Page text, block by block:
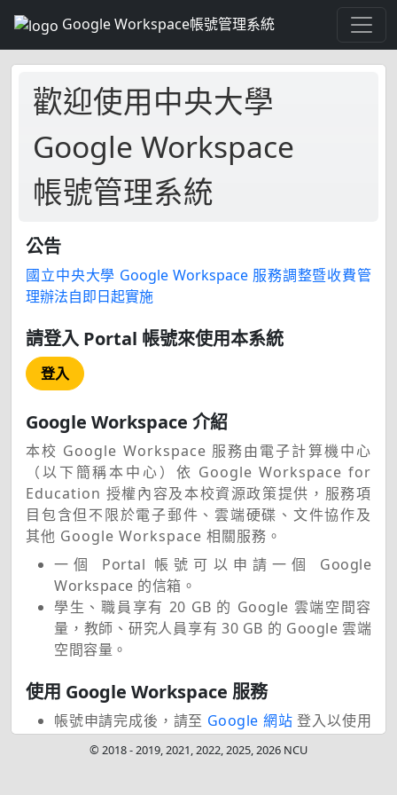
Google Workspace帳號管理系統
歡迎使用中央大學
Google Workspace
帳號管理系統
公告
國立中央大學 Google Workspace 服務調整暨收費管
理辦法自即日起實施
請登入 Portal 帳號來使用本系統
登入
Google Workspace 介紹
本校 Google Workspace 服務由電子計算機中心
（以下簡稱本中心）依 Google Workspace for
Education 授權內容及本校資源政策提供，服務項
目包含但不限於電子郵件、雲端硬碟、文件協作及
其他 Google Workspace 相關服務。
一個 Portal 帳號可以申請一個 Google
Workspace 的信箱。
學生、職員享有 20 GB 的 Google 雲端空間容
量，教師、研究人員享有 30 GB 的 Google 雲端
空間容量。
使用 Google Workspace 服務
帳號申請完成後，請至 Google 網站 登入以使用
Google Workspace 服務。
© 2018 - 2019, 2021, 2022, 2025, 2026 NCU